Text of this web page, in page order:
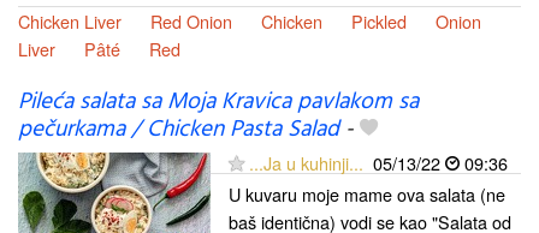
Chicken Liver
Red Onion Chicken Pickled
Onion
Liver
Pâté Red
Pileća salata sa Moja Kravica pavlakom sa
pečurkama / Chicken Pasta Salad-
...Ja u kuhinji... 05/13/22
09:36
U kuvaru moje mame ova salata (ne
baš identična) vodi se kao "Salata od